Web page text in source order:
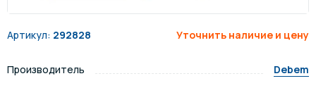
Артикул: 292828 Уточнить наличие и цену
Производитель
Debem